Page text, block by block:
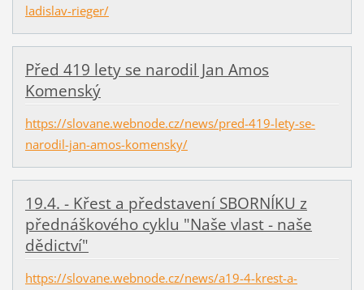
ladislav-rieger/
Před 419 lety se narodil Jan Amos
Komenský
https://slovane.webnode.cz/news/pred-419-lety-se-
narodil-jan-amos-komensky/
19.4. - Křest a představení SBORNÍKU z
přednáškového cyklu "Naše vlast - naše
dědictví"
https://slovane.webnode.cz/news/a19-4-krest-a-